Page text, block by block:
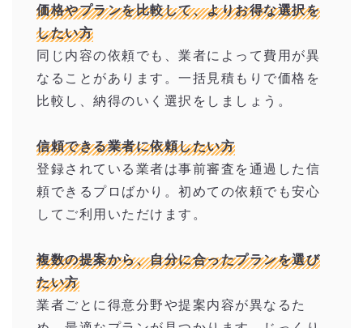
価格やプランを比較して、よりお得な選択を
したい方
同じ内容の依頼でも、業者によって費用が異
なることがあります。一括見積もりで価格を
比較し、納得のいく選択をしましょう。
信頼できる業者に依頼したい方
登録されている業者は事前審査を通過した信
頼できるプロばかり。初めての依頼でも安心
してご利用いただけます。
複数の提案から、自分に合ったプランを選び
たい方
業者ごとに得意分野や提案内容が異なるた